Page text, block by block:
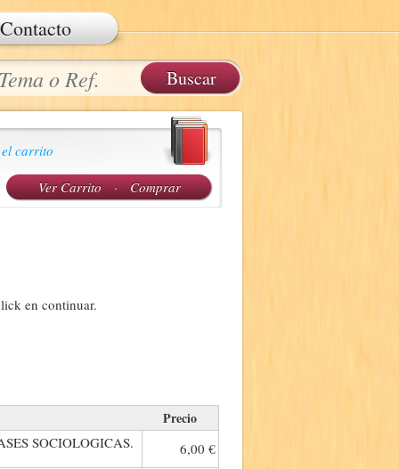
Contacto
carrito
Ver Carrito · Comprar
en continuar.
Precio
SOCIOLOGICAS. 6,00 €